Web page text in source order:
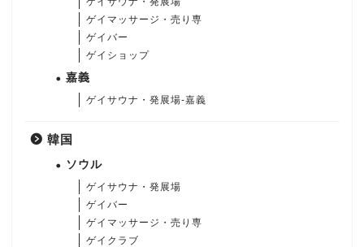
ゲイマッサージ・売り専
ゲイバー
ゲイショップ
嘉義
ゲイサウナ・発展場-嘉義
韓国
ソウル
ゲイサウナ・発展場
ゲイバー
ゲイマッサージ・売り専
ゲイクラブ